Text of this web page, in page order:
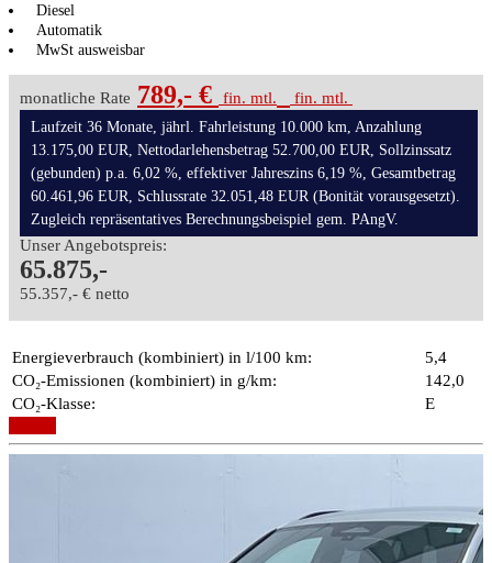
Diesel
Automatik
MwSt ausweisbar
monatliche Rate 789,- € fin. mtl. fin. mtl.
Laufzeit 36 Monate, jährl. Fahrleistung 10.000 km, Anzahlung
13.175,00 EUR, Nettodarlehensbetrag 52.700,00 EUR, Sollzinssatz
(gebunden) p.a. 6,02 %, effektiver Jahreszins 6,19 %, Gesamtbetrag
60.461,96 EUR, Schlussrate 32.051,48 EUR (Bonität vorausgesetzt).
Zugleich repräsentatives Berechnungsbeispiel gem. PAngV.
Unser Angebotspreis:
65.875,-
55.357,- € netto
Energieverbrauch (kombiniert) in l/100 km:
5,4
CO₂-Emissionen (kombiniert) in g/km:
142,0
CO₂-Klasse:
E